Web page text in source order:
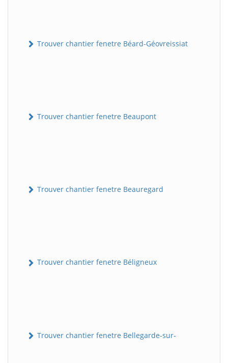
Trouver chantier fenetre Béard-Géovreissiat
Trouver chantier fenetre Beaupont
Trouver chantier fenetre Beauregard
Trouver chantier fenetre Béligneux
Trouver chantier fenetre Bellegarde-sur-